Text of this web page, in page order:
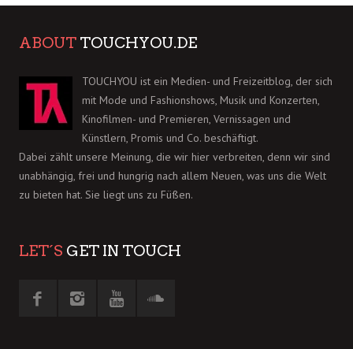
ABOUT TOUCHYOU.DE
TOUCHYOU ist ein Medien- und Freizeitblog, der sich
mit Mode und Fashionshows, Musik und Konzerten,
Kinofilmen- und Premieren, Vernissagen und
Künstlern, Promis und Co. beschäftigt.
Dabei zählt unsere Meinung, die wir hier verbreiten, denn wir sind
unabhängig, frei und hungrig nach allem Neuen, was uns die Welt
zu bieten hat. Sie liegt uns zu Füßen.
LET´S GET IN TOUCH